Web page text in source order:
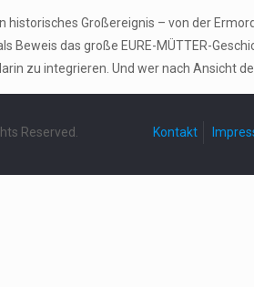
Großereignis – von der
Beweis das große EURE-MÜTTER-
zu integrieren. Und wer nach Ansicht
Reserved. Kontakt